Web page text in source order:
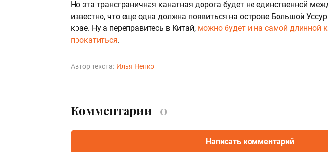
Но эта трансграничная канатная дорога будет не единственной
известно, что еще одна должна появиться на острове Большой
крае. Ну а переправитесь в Китай, можно будет и на самой длинной
прокатиться.
Автор текста: Илья Ненко
Комментарии 0
Написать комментарий